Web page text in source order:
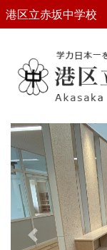
港区立赤坂中学校
Previous